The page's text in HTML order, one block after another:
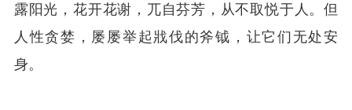
露阳光，花开花谢，兀自芬芳，从不取悦于人。但
人性贪婪，屡屡举起戕伐的斧钺，让它们无处安
身。